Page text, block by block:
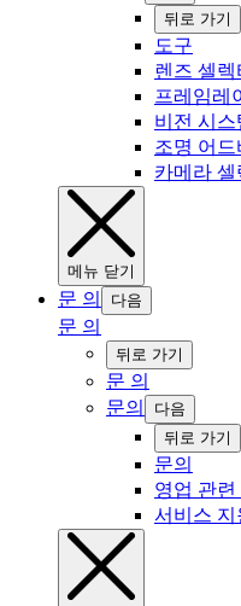
‍뒤로 ‍가기
도구
렌즈 ‍‍셀렉
프레임레
비전 시스
조명 어드
카메라 ‍셀
‍메뉴 ‍닫기
문 의 다음
문 의
‍뒤로 ‍가기
문 의
문의
다음
‍뒤로 ‍가기
문의
영업 관련
서비스 지